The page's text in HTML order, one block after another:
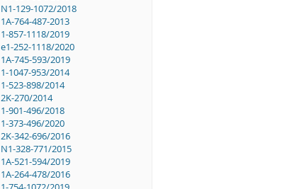
N1-129-1072/2018
1A-764-487-2013
1-857-1118/2019
e1-252-1118/2020
1A-745-593/2019
1-1047-953/2014
1-523-898/2014
2K-270/2014
1-901-496/2018
1-373-496/2020
2K-342-696/2016
N1-328-771/2015
1A-521-594/2019
1A-264-478/2016